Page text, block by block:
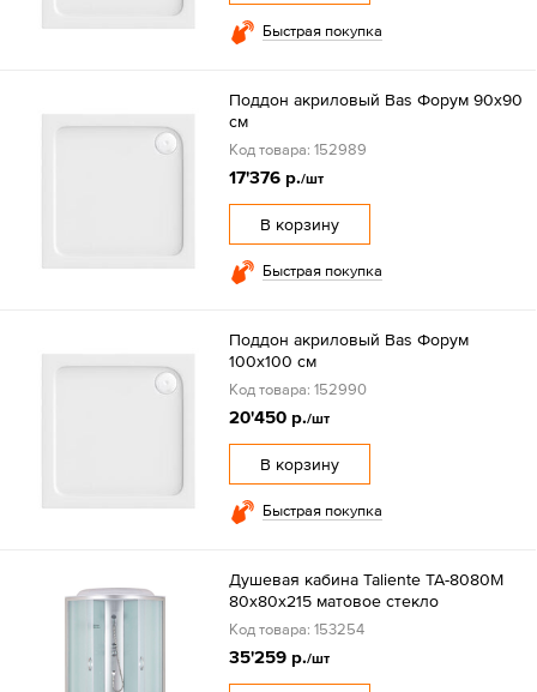
Быстрая покупка
Поддон акриловый Bas Форум 90х90
см
Код товара: 152989
17'376 р./шт
В корзину
Быстрая покупка
Поддон акриловый Bas Форум
100х100 см
Код товара: 152990
20'450 р./шт
В корзину
Быстрая покупка
Душевая кабина Taliente TA-8080M
80х80х215 матовое стекло
Код товара: 153254
35'259 р./шт